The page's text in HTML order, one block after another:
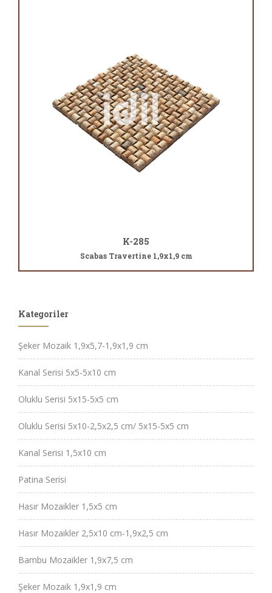
K-285
Scabas Travertine 1,9x1,9 cm
Kategoriler
Şeker Mozaik 1,9x5,7-1,9x1,9 cm
Kanal Serisi 5x5-5x10 cm
Oluklu Serisi 5x15-5x5 cm
Oluklu Serisi 5x10-2,5x2,5 cm/ 5x15-5x5 cm
Kanal Serisi 1,5x10 cm
Patina Serisi
Hasır Mozaikler 1,5x5 cm
Hasır Mozaikler 2,5x10 cm-1,9x2,5 cm
Bambu Mozaikler 1,9x7,5 cm
Şeker Mozaik 1,9x1,9 cm